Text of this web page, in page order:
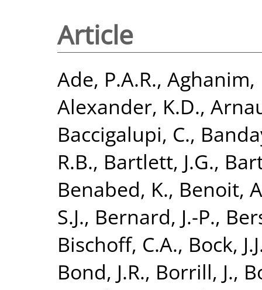
Article
Ade, P.A.R., Aghanim,
Alexander, K.D.,
Baccigalupi, C.,
R.B., Bartlett, J.G.,
Benabed, K., Benoit,
S.J., Bernard, J.-P.,
Bischoff, C.A., Bock,
Bond, J.R., Borrill, J.,